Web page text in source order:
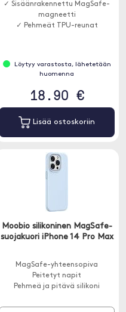
✓ Sisäänrakennettu MagSafe-
magneetti
✓ Pehmeät TPU-reunat
Löytyy varastosta, lähetetään
huomenna
18.90 €
Lisää ostoskoriin
Moobio silikoninen MagSafe-
suojakuori iPhone 14 Pro Max
MagSafe-yhteensopiva
Peitetyt napit
Pehmeä ja pitävä silikoni